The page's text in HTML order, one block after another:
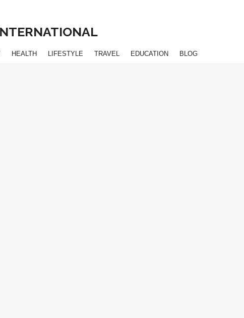
HEALTH LIFESTYLE TRAVEL EDUCATION BLOG